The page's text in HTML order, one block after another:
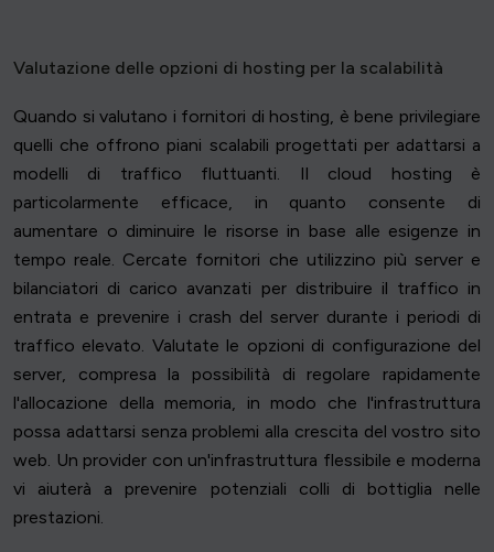
Valutazione delle opzioni di hosting per la scalabilità
Quando si valutano i fornitori di hosting, è bene privilegiare
quelli che offrono piani scalabili progettati per adattarsi a
modelli di traffico fluttuanti. Il cloud hosting è
particolarmente efficace, in quanto consente di
aumentare o diminuire le risorse in base alle esigenze in
tempo reale. Cercate fornitori che utilizzino più server e
bilanciatori di carico avanzati per distribuire il traffico in
entrata e prevenire i crash del server durante i periodi di
traffico elevato. Valutate le opzioni di configurazione del
server, compresa la possibilità di regolare rapidamente
l'allocazione della memoria, in modo che l'infrastruttura
possa adattarsi senza problemi alla crescita del vostro sito
web. Un provider con un'infrastruttura flessibile e moderna
vi aiuterà a prevenire potenziali colli di bottiglia nelle
prestazioni.